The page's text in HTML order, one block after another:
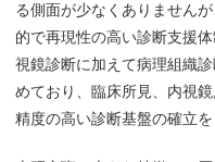
る側面が少なくありません
的で再現性の高い診断支援
視鏡診断に加えて病理組織
めており、臨床所見、内視
精度の高い診断基盤の確立を